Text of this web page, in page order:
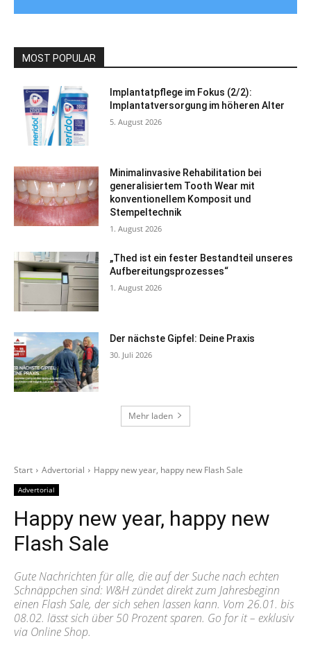
MOST POPULAR
Implantatpflege im Fokus (2/2):
Implantatversorgung im höheren Alter
5. August 2026
Minimalinvasive Rehabilitation bei
generalisiertem Tooth Wear mit
konventionellem Komposit und
Stempeltechnik
1. August 2026
„Thed ist ein fester Bestandteil unseres
Aufbereitungsprozesses“
1. August 2026
Der nächste Gipfel: Deine Praxis
30. Juli 2026
Mehr laden